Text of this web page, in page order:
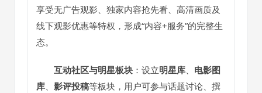
享受无广告观影、独家内容抢先看、高清画质及
线下观影优惠等特权，形成“内容+服务”的完整生
态。
互动社区与明星板块 ：设立明星库、 电影图
库、 影评投稿等板块，用户可参与话题讨论、撰